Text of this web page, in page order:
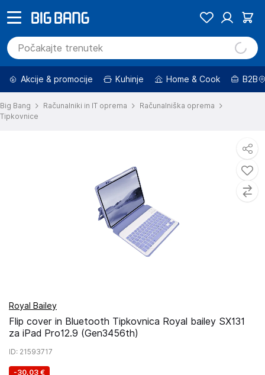
Akcije & promocije Kuhinje Home & Cook B2B
Big Bang Računalniki in IT oprema
Računalniška oprema
Tipkovnice
Royal Bailey
Flip cover in Bluetooth Tipkovnica Royal bailey SX131
za iPad Pro12.9 (Gen3456th)
ID: 21593717
-30,03 €